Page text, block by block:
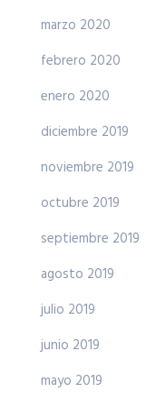
marzo 2020
febrero 2020
enero 2020
diciembre 2019
noviembre 2019
octubre 2019
septiembre 2019
agosto 2019
julio 2019
junio 2019
mayo 2019